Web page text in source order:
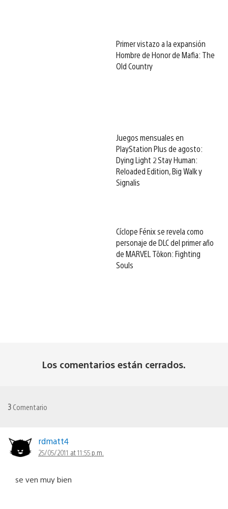
Primer vistazo a la expansión
Hombre de Honor de Mafia: The
Old Country
Juegos mensuales en
PlayStation Plus de agosto:
Dying Light 2 Stay Human:
Reloaded Edition, Big Walk y
Signalis
Cíclope Fénix se revela como
personaje de DLC del primer año
de MARVEL Tōkon: Fighting
Souls
Los comentarios están cerrados.
3 Comentario
rdmatt4
25/05/2011 at 11:55 p.m.
se ven muy bien